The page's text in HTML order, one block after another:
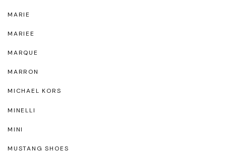
MARIE
MARIEE
MARQUE
MARRON
MICHAEL KORS
MINELLI
MINI
MUSTANG SHOES